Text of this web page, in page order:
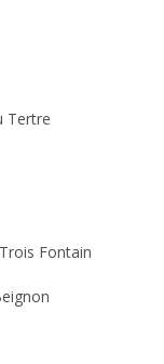
Tertre
Fontain